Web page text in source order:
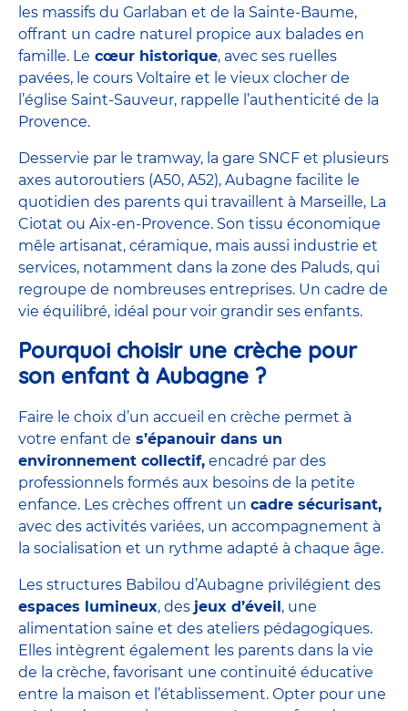
les massifs du Garlaban et de la Sainte-Baume,
offrant un cadre naturel propice aux balades en
famille. Le cœur historique, avec ses ruelles
pavées, le cours Voltaire et le vieux clocher de
l’église Saint-Sauveur, rappelle l’authenticité de la
Provence.
Desservie par le tramway, la gare SNCF et plusieurs
axes autoroutiers (A50, A52), Aubagne facilite le
quotidien des parents qui travaillent à Marseille, La
Ciotat ou Aix-en-Provence. Son tissu économique
mêle artisanat, céramique, mais aussi industrie et
services, notamment dans la zone des Paluds, qui
regroupe de nombreuses entreprises. Un cadre de
vie équilibré, idéal pour voir grandir ses enfants.
Pourquoi choisir une crèche pour
son enfant à Aubagne ?
Faire le choix d’un accueil en crèche permet à
votre enfant de s’épanouir dans un
environnement collectif, encadré par des
professionnels formés aux besoins de la petite
enfance. Les crèches offrent un cadre sécurisant,
avec des activités variées, un accompagnement à
la socialisation et un rythme adapté à chaque âge.
Les structures Babilou d’Aubagne privilégient des
espaces lumineux, des jeux d’éveil, une
alimentation saine et des ateliers pédagogiques.
Elles intègrent également les parents dans la vie
de la crèche, favorisant une continuité éducative
entre la maison et l’établissement. Opter pour une